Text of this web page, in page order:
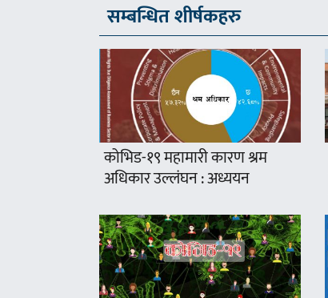
सम्बन्धित शीर्षकहरु
कोभिड-१९ महामारी कारण श्रम
अधिकार उल्लंघन : अध्ययन